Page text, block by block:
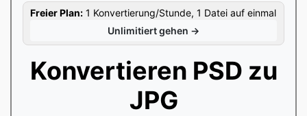
Freier Plan: 1 Konvertierung/Stunde, 1 Datei auf einmal
Unlimitiert gehen →
Konvertieren PSD zu
JPG